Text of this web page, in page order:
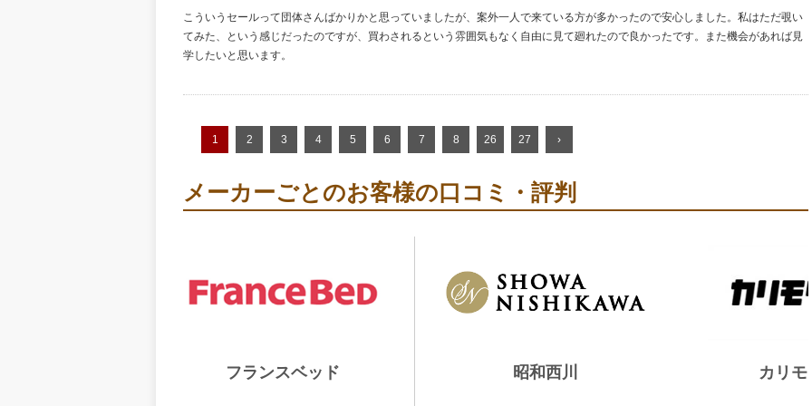
こういうセールって団体さんばかりかと思っていましたが、案外一人で来ている方が多かったので安心しました。私はただ覗い
てみた、という感じだったのですが、買わされるという雰囲気もなく自由に見て廻れたので良かったです。また機会があれば見
学したいと思います。
1 2 3 4 5 6 7 8 26 27 ›
メーカーごとのお客様の口コミ・評判
フランスベッド 昭和西川 カリモ